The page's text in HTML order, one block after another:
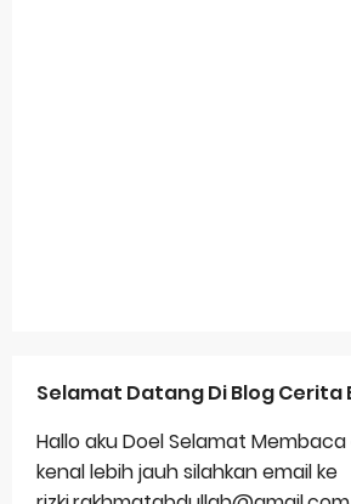
Selamat Datang Di Blog Cerita
Hallo aku Doel Selamat
kenal lebih jauh silahkan email ke